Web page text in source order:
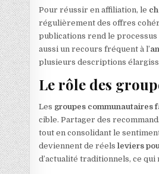
Pour réussir en affiliation, le
régulièrement des offres
publications rend le
aussi un recours fréquent à l’
plusieurs descriptions
Le rôle des
Les groupes communautaires
cible. Partager des
tout en consolidant le
deviennent de réelsleviers
d’actualité traditionnels, ce